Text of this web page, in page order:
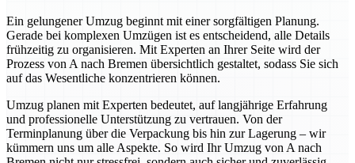
Ein gelungener Umzug beginnt mit einer sorgfältigen Planung.
Gerade bei komplexen Umzügen ist es entscheidend, alle Details
frühzeitig zu organisieren. Mit Experten an Ihrer Seite wird der
Prozess von A nach Bremen übersichtlich gestaltet, sodass Sie sich
auf das Wesentliche konzentrieren können.
Umzug planen mit Experten bedeutet, auf langjährige Erfahrung
und professionelle Unterstützung zu vertrauen. Von der
Terminplanung über die Verpackung bis hin zur Lagerung – wir
kümmern uns um alle Aspekte. So wird Ihr Umzug von A nach